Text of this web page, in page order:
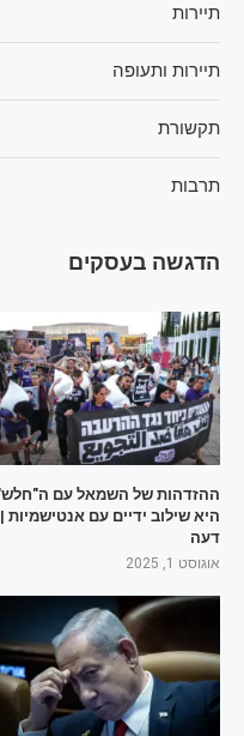
תיירות
תיירות ותעופה
תקשורת
תרבות
הדגשה בעסקים
ההזדהות של השמאל עם
היא שילוב ידיים עם אנטישמיות |
דעה
אוגוסט 1, 2025